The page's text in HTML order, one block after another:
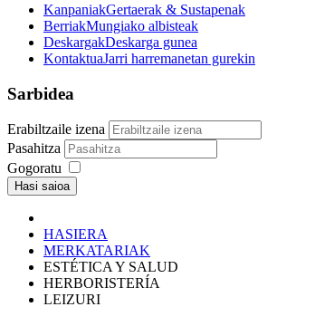
KanpaniakGertaerak & Sustapenak
BerriakMungiako albisteak
DeskargakDeskarga gunea
KontaktuaJarri harremanetan gurekin
Sarbidea
Erabiltzaile izena
Pasahitza
Gogoratu
Hasi saioa
HASIERA
MERKATARIAK
ESTÉTICA Y SALUD
HERBORISTERÍA
LEIZURI